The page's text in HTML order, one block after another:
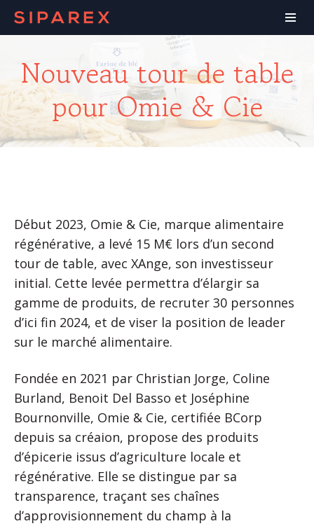
Nouveau tour de table
pour Omie & Cie
Début 2023, Omie & Cie, marque alimentaire
régénérative, a levé 15 M€ lors d’un second
tour de table, avec XAnge, son investisseur
initial. Cette levée permettra d’élargir sa
gamme de produits, de recruter 30 personnes
d’ici fin 2024, et de viser la position de leader
sur le marché alimentaire.
Fondée en 2021 par Christian Jorge, Coline
Burland, Benoit Del Basso et Joséphine
Bournonville, Omie & Cie, certifiée BCorp
depuis sa créaion, propose des produits
d’épicerie issus d’agriculture locale et
régénérative. Elle se distingue par sa
transparence, traçant ses chaînes
d’approvisionnement du champ à la